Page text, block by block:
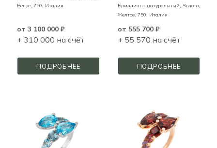
Белое, 750, Италия
от 3 100 000 ₽
+ 310 000 на счёт
ПОДРОБНЕЕ
Бриллиант натуральный, Золото,
Желтое, 750, Италия
от 555 700 ₽
+ 55 570 на счёт
ПОДРОБНЕЕ